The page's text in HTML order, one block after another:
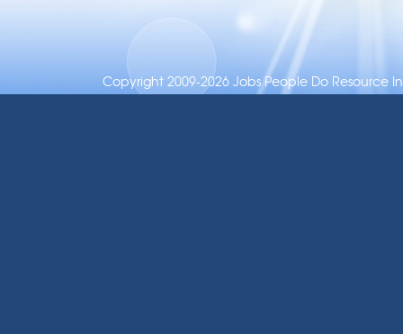
Copyright 2009-2026 Jobs People Do Resource